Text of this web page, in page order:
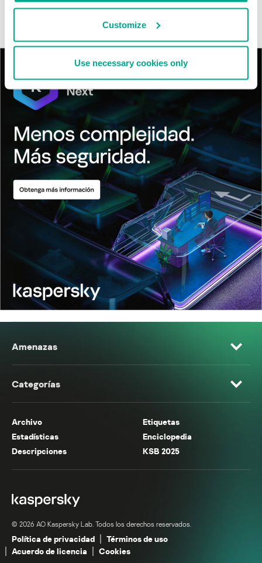
Customize
Use necessary cookies only
RevengeHotels: cibercrimen dirigido a recepciones de hotel
Amenazas
Categorías
Archivo
Etiquetas
Estadísticas
Enciclopedia
Descripciones
KSB 2025
© 2026 AO Kaspersky Lab. Todos los derechos reservados.
Política de privacidad
Términos de uso
Acuerdo de licencia
Cookies